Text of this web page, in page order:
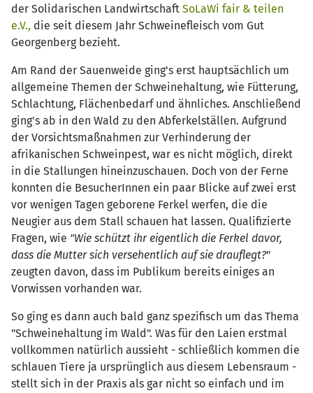
der Solidarischen Landwirtschaft SoLaWi fair & teilen
e.V., die seit diesem Jahr Schweinefleisch vom Gut
Georgenberg bezieht.
Am Rand der Sauenweide ging's erst hauptsächlich um
allgemeine Themen der Schweinehaltung, wie Fütterung,
Schlachtung, Flächenbedarf und ähnliches. Anschließend
ging's ab in den Wald zu den Abferkelställen. Aufgrund
der Vorsichtsmaßnahmen zur Verhinderung der
afrikanischen Schweinpest, war es nicht möglich, direkt
in die Stallungen hineinzuschauen. Doch von der Ferne
konnten die BesucherInnen ein paar Blicke auf zwei erst
vor wenigen Tagen geborene Ferkel werfen, die die
Neugier aus dem Stall schauen hat lassen. Qualifizierte
Fragen, wie "Wie schützt ihr eigentlich die Ferkel davor,
dass die Mutter sich versehentlich auf sie drauflegt?"
zeugten davon, dass im Publikum bereits einiges an
Vorwissen vorhanden war.
So ging es dann auch bald ganz spezifisch um das Thema
"Schweinehaltung im Wald". Was für den Laien erstmal
vollkommen natürlich aussieht - schließlich kommen die
schlauen Tiere ja ursprünglich aus diesem Lebensraum -
stellt sich in der Praxis als gar nicht so einfach und im